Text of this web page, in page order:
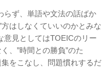
らず、単語や文法の話ばか
はしなくていいのかとみな
意見としてはTOEICのリー
、”時間との勝負”のた
をこなし、問題慣れするだ